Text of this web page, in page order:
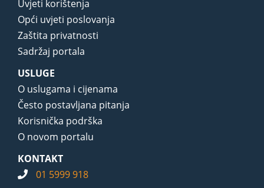
Uvjeti korištenja
Opći uvjeti poslovanja
Zaštita privatnosti
Sadržaj portala
USLUGE
O uslugama i cijenama
Često postavljana pitanja
Korisnička podrška
O novom portalu
KONTAKT
01 5999 918